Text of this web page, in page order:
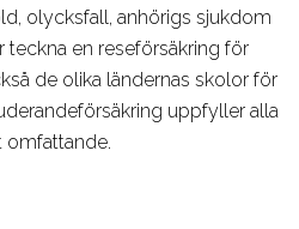
olycksfall, anhörigs sjukdom
teckna en reseförsäkring för
de olika ländernas skolor för
uppfyller alla
omfattande.